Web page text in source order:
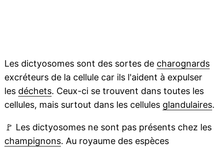
Les dictyosomes sont des sortes de charognards
excréteurs de la cellule car ils l'aident à expulser
les déchets. Ceux-ci se trouvent dans toutes les
cellules, mais surtout dans les cellules glandulaires.
🚩 Les dictyosomes ne sont pas présents chez les
champignons. Au royaume des espèces